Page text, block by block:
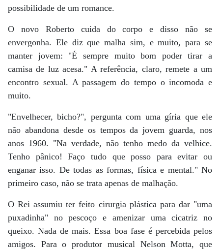
possibilidade de um romance.
O novo Roberto cuida do corpo e disso não se
envergonha. Ele diz que malha sim, e muito, para se
manter jovem: "É sempre muito bom poder tirar a
camisa de luz acesa." A referência, claro, remete a um
encontro sexual. A passagem do tempo o incomoda e
muito.
"Envelhecer, bicho?", pergunta com uma gíria que ele
não abandona desde os tempos da jovem guarda, nos
anos 1960. "Na verdade, não tenho medo da velhice.
Tenho pânico! Faço tudo que posso para evitar ou
enganar isso. De todas as formas, física e mental." No
primeiro caso, não se trata apenas de malhação.
O Rei assumiu ter feito cirurgia plástica para dar "uma
puxadinha" no pescoço e amenizar uma cicatriz no
queixo. Nada de mais. Essa boa fase é percebida pelos
amigos. Para o produtor musical Nelson Motta, que